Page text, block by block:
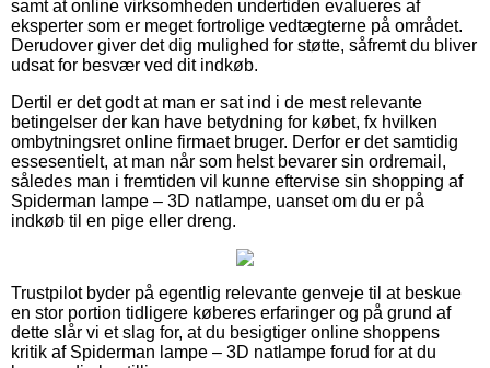
samt at online virksomheden undertiden evalueres af
eksperter som er meget fortrolige vedtægterne på området.
Derudover giver det dig mulighed for støtte, såfremt du bliver
udsat for besvær ved dit indkøb.
Dertil er det godt at man er sat ind i de mest relevante
betingelser der kan have betydning for købet, fx hvilken
ombytningsret online firmaet bruger. Derfor er det samtidig
essesentielt, at man når som helst bevarer sin ordremail,
således man i fremtiden vil kunne eftervise sin shopping af
Spiderman lampe – 3D natlampe, uanset om du er på
indkøb til en pige eller dreng.
Trustpilot byder på egentlig relevante genveje til at beskue
en stor portion tidligere køberes erfaringer og på grund af
dette slår vi et slag for, at du besigtiger online shoppens
kritik af Spiderman lampe – 3D natlampe forud for at du